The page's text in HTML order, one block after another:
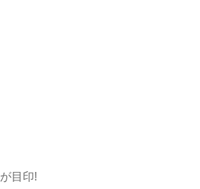
目印!